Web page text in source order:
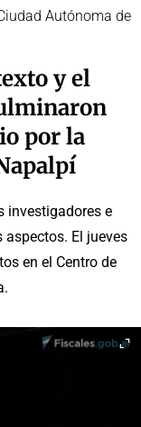
Autónoma de
y el
por la
investigadores e
aspectos. El jueves
en el Centro de